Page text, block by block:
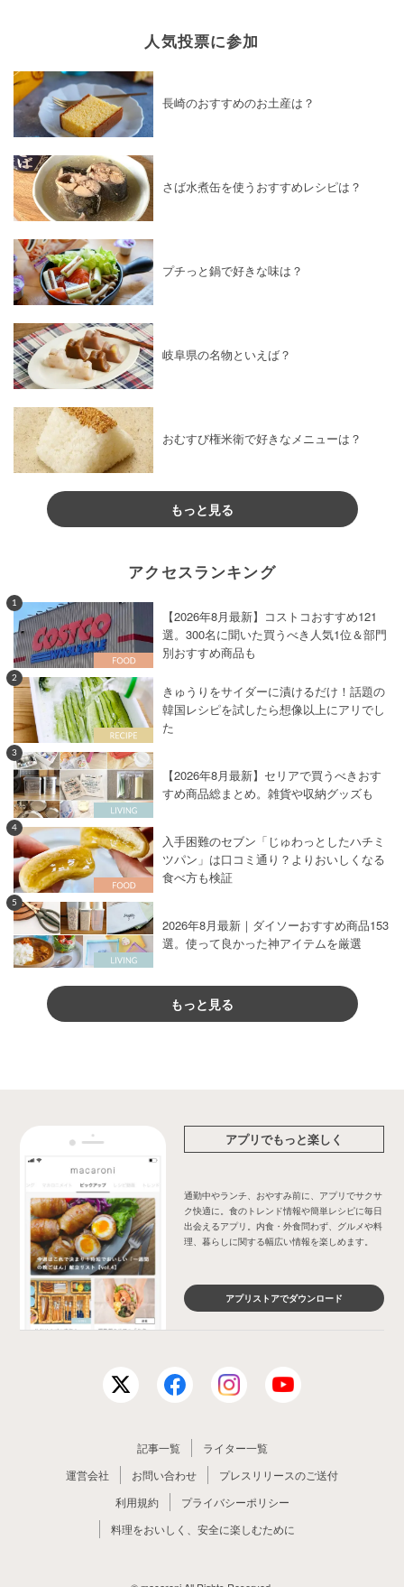
人気投票に参加
長崎のおすすめのお土産は？
さば水煮缶を使うおすすめレシピは？
プチっと鍋で好きな味は？
岐阜県の名物といえば？
おむすび権米衛で好きなメニューは？
もっと見る
アクセスランキング
1
【2026年8月最新】コストコおすすめ121
選。300名に聞いた買うべき人気1位＆部門
別おすすめ商品も
2
きゅうりをサイダーに漬けるだけ！話題の
韓国レシピを試したら想像以上にアリでし
た
3
【2026年8月最新】セリアで買うべきおす
すめ商品総まとめ。雑貨や収納グッズも
4
入手困難のセブン「じゅわっとしたハチミ
ツパン」は口コミ通り？よりおいしくなる
食べ方も検証
5
2026年8月最新｜ダイソーおすすめ商品153
選。使って良かった神アイテムを厳選
もっと見る
アプリでもっと楽しく
通勤中やランチ、おやすみ前に、アプリでサクサ
ク快適に。食のトレンド情報や簡単レシピに毎日
出会えるアプリ。内食・外食問わず、グルメや料
理、暮らしに関する幅広い情報を楽しめます。
アプリストアでダウンロード
記事一覧
ライター一覧
運営会社
お問い合わせ
プレスリリースのご送付
利用規約
プライバシーポリシー
料理をおいしく、安全に楽しむために